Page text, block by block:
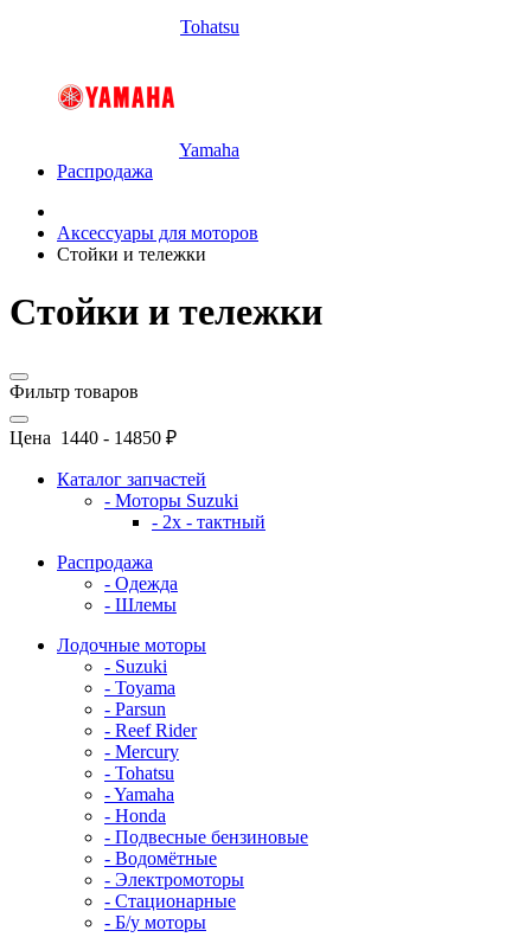
Tohatsu
Yamaha
Распродажа
Аксессуары для моторов
Стойки и тележки
Стойки и тележки
Фильтр товаров
Цена 1440 - 14850 ₽
Каталог запчастей
- Моторы Suzuki
- 2x - тактный
Распродажа
- Одежда
- Шлемы
Лодочные моторы
- Suzuki
- Toyama
- Parsun
- Reef Rider
- Mercury
- Tohatsu
- Yamaha
- Honda
- Подвесные бензиновые
- Водомётные
- Электромоторы
- Стационарные
- Б/у моторы